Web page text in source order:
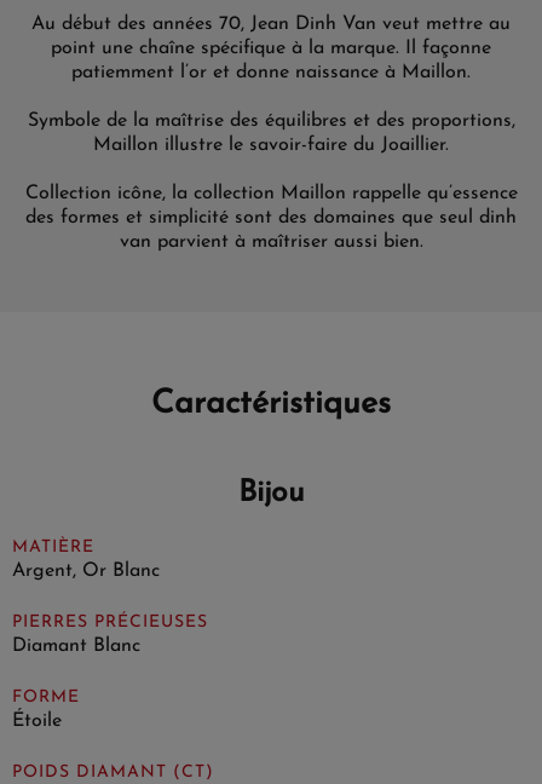
Au début des années 70, Jean Dinh Van veut mettre au
point une chaîne spécifique à la marque. Il façonne
patiemment l’or et donne naissance à Maillon.
Symbole de la maîtrise des équilibres et des proportions,
Maillon illustre le savoir-faire du Joaillier.
Collection icône, la collection Maillon rappelle qu’essence
des formes et simplicité sont des domaines que seul dinh
van parvient à maîtriser aussi bien.
Caractéristiques
Bijou
MATIÈRE
Argent, Or Blanc
PIERRES PRÉCIEUSES
Diamant Blanc
FORME
Étoile
POIDS DIAMANT (CT)